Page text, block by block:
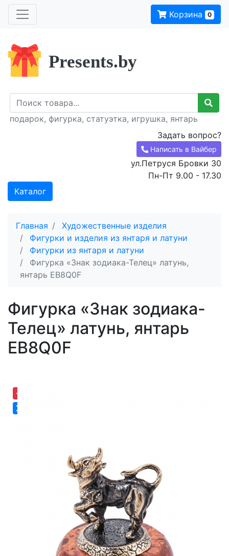
Корзина 0
Presents.by
подарок, фигурка, статуэтка, игрушка, янтарь
Задать вопрос?
Написать в Вайбер
ул.Петруся Бровки 30
Пн-Пт 9.00 - 17.30
Каталог
Главная
Художественные изделия
Фигурки и изделия из янтаря и латуни
Фигурки из янтаря и латуни
Фигурка «Знак зодиака-Телец» латунь,
янтарь EB8Q0F
Фигурка «Знак зодиака-
Телец» латунь, янтарь
EB8Q0F
-30,72%
Хит